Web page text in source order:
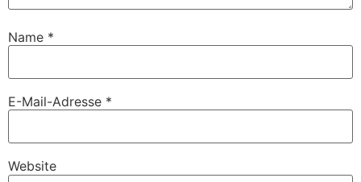
Name *
E-Mail-Adresse *
Website